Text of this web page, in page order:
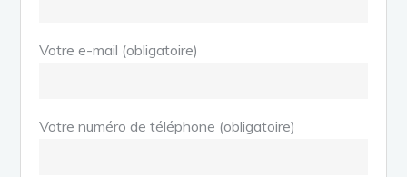
Votre e-mail (obligatoire)
Votre numéro de téléphone (obligatoire)